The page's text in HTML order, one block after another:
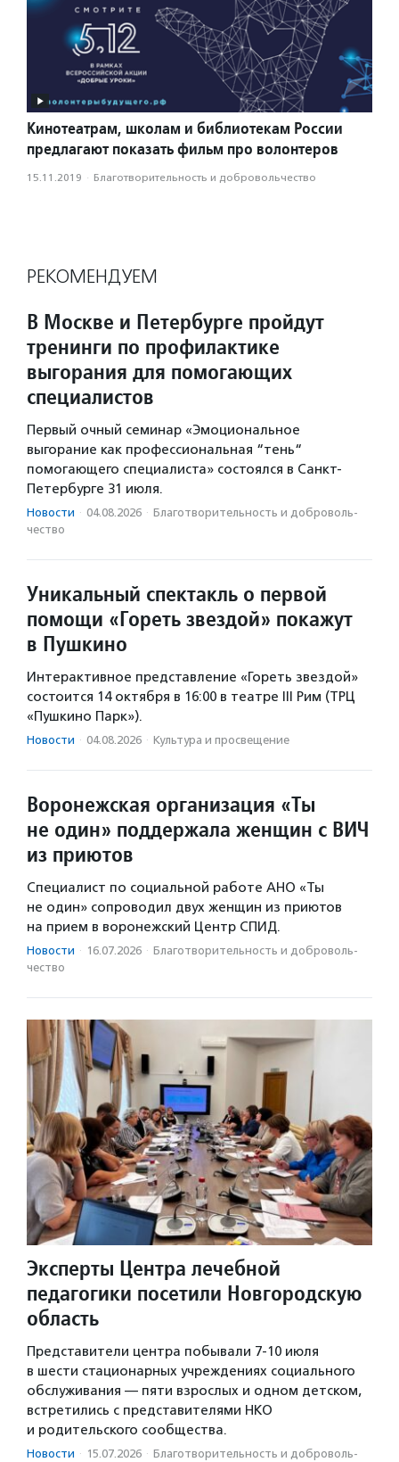
Кинотеатрам, школам и библиотекам России
предлагают показать фильм про волонтеров
15.11.2019 · Благотвори­тель­ность и доброволь­чест­во
РЕКОМЕНДУЕМ
В Москве и Петербурге пройдут
тренинги по профилактике
выгорания для помогающих
специалистов
Первый очный семинар «Эмоциональное
выгорание как профессиональная “тень“
помогающего специалиста» состоялся в Санкт-
Петербурге 31 июля.
Новости · 04.08.2026 · Благотвори­тель­ность и доброволь­
чест­во
Уникальный спектакль о первой
помощи «Гореть звездой» покажут
в Пушкино
Интерактивное представление «Гореть звездой»
состоится 14 октября в 16:00 в театре III Рим (ТРЦ
«Пушкино Парк»).
Новости · 04.08.2026 · Культура и просвещение
Воронежская организация «Ты
не один» поддержала женщин с ВИЧ
из приютов
Специалист по социальной работе АНО «Ты
не один» сопроводил двух женщин из приютов
на прием в воронежский Центр СПИД.
Новости · 16.07.2026 · Благотвори­тель­ность и доброволь­
чест­во
Эксперты Центра лечебной
педагогики посетили Новгородскую
область
Представители центра побывали 7-10 июля
в шести стационарных учреждениях социального
обслуживания — пяти взрослых и одном детском,
встретились с представителями НКО
и родительского сообщества.
Новости · 15.07.2026 · Благотвори­тель­ность и доброволь­